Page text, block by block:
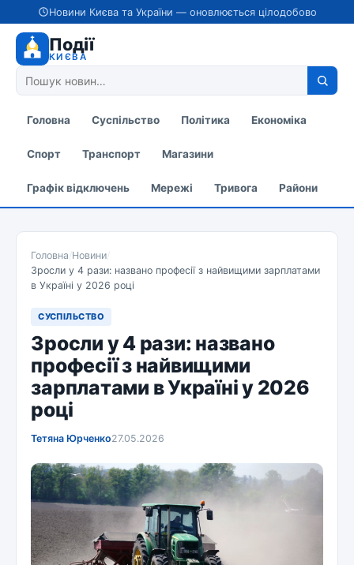
Новини Києва та України — оновлюється цілодобово
Події
КИЄВА
Головна Суспільство Політика Економіка
Спорт Транспорт Магазини
Графік відключень Мережі Тривога Райони
Головна/Новини/
Зросли у 4 рази: названо професії з найвищими зарплатами
в Україні у 2026 році
СУСПІЛЬСТВО
Зросли у 4 рази: названо
професії з найвищими
зарплатами в Україні у 2026
році
Тетяна Юрченко27.05.2026